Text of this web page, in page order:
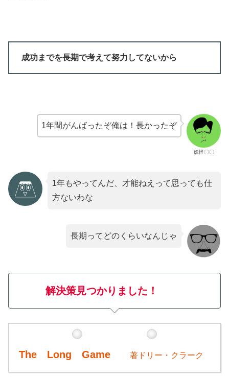
成功までを長期で考えて努力してないから
妖怪〇〇
1年間がんばったぞ俺は！長かったぞ
1年もやってんだ、才能ねえって思っても仕
方ないわな
長期ってどのくらいなんじゃ
解決策見つかりました！
The Long Game 著ドリー・クラーク